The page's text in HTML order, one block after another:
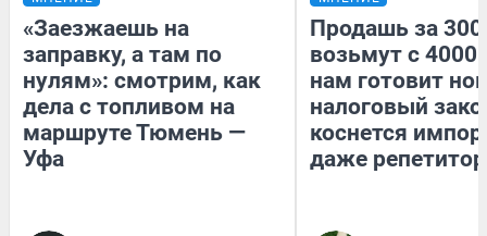
«Заезжаешь на
заправку, а там по
нулям»: смотрим, как
дела с топливом на
маршруте Тюмень —
Уфа
Продашь за
возьмут с
нам готовит
налоговый
коснется
даже